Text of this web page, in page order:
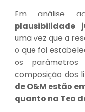
Em análise
plausibilidade
uma vez que a
o que foi
os
composição dos
de O&M estão
quanto na Teo